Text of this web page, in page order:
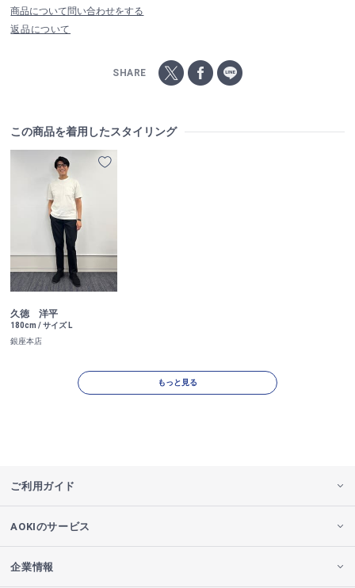
商品について問い合わせをする
返品について
SHARE
この商品を着用したスタイリング
久徳 洋平
180cm / サイズ L
銀座本店
もっと見る
ご利用ガイド
AOKIのサービス
企業情報